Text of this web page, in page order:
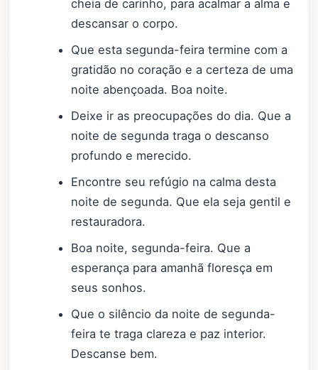
cheia de carinho, para acalmar a alma e
descansar o corpo.
Que esta segunda-feira termine com a
gratidão no coração e a certeza de uma
noite abençoada. Boa noite.
Deixe ir as preocupações do dia. Que a
noite de segunda traga o descanso
profundo e merecido.
Encontre seu refúgio na calma desta
noite de segunda. Que ela seja gentil e
restauradora.
Boa noite, segunda-feira. Que a
esperança para amanhã floresça em
seus sonhos.
Que o silêncio da noite de segunda-
feira te traga clareza e paz interior.
Descanse bem.